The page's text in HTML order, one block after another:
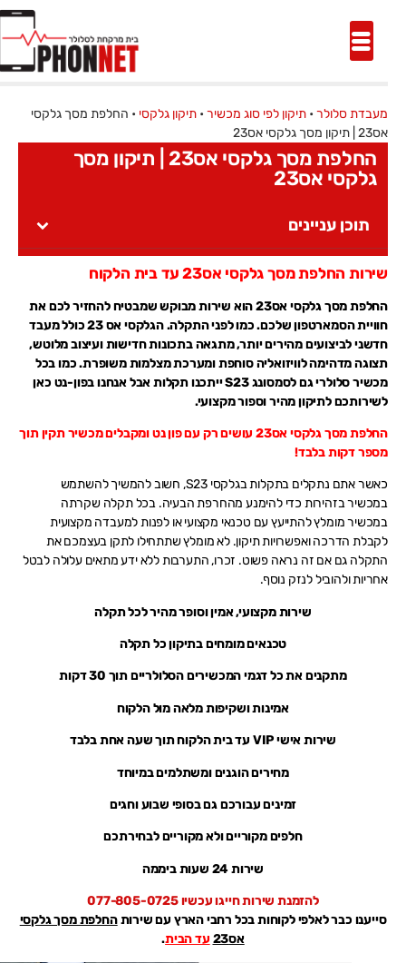
מעבדת סלולר•תיקון לפי סוג מכשיר•תיקון גלקסי•החלפת מסך גלקסי
החלפת מסך גלקסי אס23 | תיקון מסך
גלקסי אס23
תוכן עניינים
שירות החלפת מסך גלקסי אס23 עד בית הלקוח
החלפת מסך גלקסי אס23 הוא שירות מבוקש שמבטיח להחזיר לכם את
חוויית הסמארטפון שלכם. כמו לפני התקלה. הגלקסי אס 23 כולל מעבד
חדשני לביצועים מהירים יותר, מתגאה בתכונות חדישות ועיצוב מלוטש,
תצוגה מדהימה לוויזואליה סוחפת ומערכת מצלמות משופרת. כמו בכל
מכשיר סלולרי גם לסמסונג S23 ייתכנו תקלות אבל אנחנו בפון-נט כאן
לשירותכם לתיקון מהיר וספור מקצועי.
החלפת מסך גלקסי אס23 עושים רק עם פון נט ומקבלים מכשיר תקין תוך
מספר דקות בלבד!
כאשר אתם נתקלים בתקלות בגלקסי S23, חשוב להמשיך להשתמש
במכשיר בזהירות כדי להימנע מהחרפת הבעיה. בכל תקלה שקרתה
במכשיר מומלץ להתייעץ עם טכנאי מקצועי או לפנות למעבדה מקצועית
לקבלת הדרכה ואפשרויות תיקון. לא מומלץ שתתחילו לתקן בעצמכם את
התקלה גם אם זה נראה פשוט. זכרו, התערבות ללא ידע מתאים עלולה לבטל
אחריות ולהוביל לנזק נוסף.
שירות מקצועי, אמין וסופר מהיר לכל תקלה
טכנאים מומחים בתיקון כל תקלה
מתקנים את כל דגמי המכשירים הסלולריים תוך 30 דקות
אמינות ושקיפות מלאה מול הלקוח
שירות אישי VIP עד בית הלקוח תוך שעה אחת בלבד
מחירים הוגנים ומשתלמים במיוחד
זמינים עבורכם גם בסופי שבוע וחגים
חלפים מקוריים ולא מקוריים לבחירתכם
שירות 24 שעות ביממה
להזמנת שירות חייגו עכשיו 077-805-0725
סייענו כבר לאלפי לקוחות בכל רחבי הארץ עם שירותהחלפת מסך גלקסי
עד הבית.